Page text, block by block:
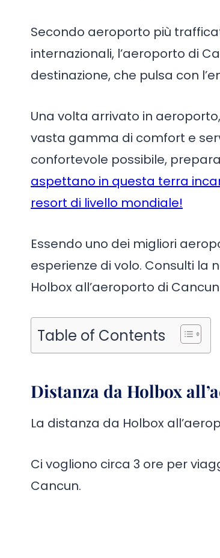
Secondo aeroporto più
internazionali, l’aeroporto di
destinazione, che pulsa con
Una volta arrivato in
vasta gamma di comfort e
confortevole possibile,
aspettano in questa terra
resort di livello mondiale!
Essendo uno dei migliori
esperienze di volo. Consulti la
Holbox all’aeroporto di
Table of Contents
Distanza da Holbox
La distanza da Holbox
Ci vogliono circa 3 ore per
Cancun.